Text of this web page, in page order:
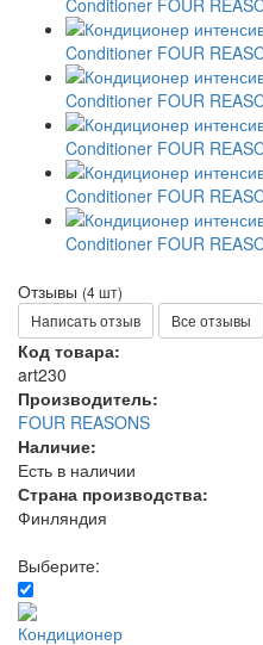
Отзывы (4 шт)
Написать отзыв
Все отзывы
Код товара:
art230
Производитель:
FOUR REASONS
Наличие:
Есть в наличии
Страна производства:
Финляндия
Выберите: